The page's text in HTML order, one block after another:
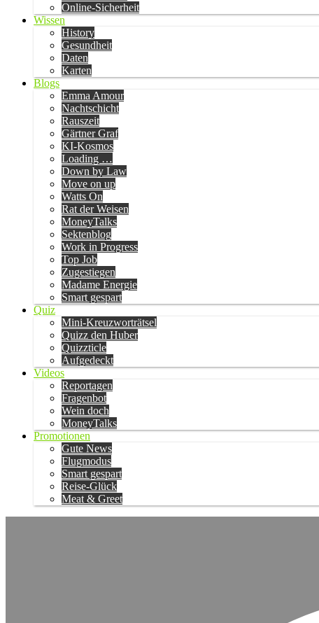
Online-Sicherheit
Wissen
History
Gesundheit
Daten
Karten
Blogs
Emma Amour
Nachtschicht
Rauszeit
Gärtner Graf
KI-Kosmos
Loading …
Down by Law
Move on up
Watts On
Rat der Weisen
MoneyTalks
Sektenblog
Work in Progress
Top Job
Zugestiegen
Madame Energie
Smart gespart
Quiz
Mini-Kreuzworträtsel
Quizz den Huber
Quizzticle
Aufgedeckt
Videos
Reportagen
Fragenbot
Wein doch
MoneyTalks
Promotionen
Gute News
Flugmodus
Smart gespart
Reise-Glück
Meat & Greet